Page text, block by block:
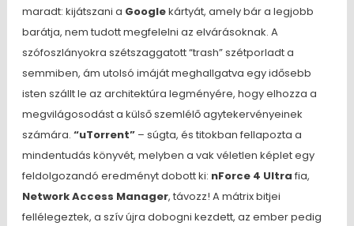
maradt: kijátszani a Googlekártyát, amely bár a legjobb
barátja, nem tudott megfelelni az elvárásoknak. A
szófoszlányokra szétszaggatott “trash” szétporladt a
semmiben, ám utolsó imáját meghallgatva egy idősebb
isten szállt le az architektúra legményére, hogy elhozza a
megvilágosodást a külső szemlélő agytekervényeinek
számára. “uTorrent”– súgta, és titokban fellapozta a
mindentudás könyvét, melyben a vak véletlen képlet egy
feldolgozandó eredményt dobott ki: nForce 4 Ultra fia,
Network Access Manager, távozz! A mátrix bitjei
fellélegeztek, a szív újra dobogni kezdett, az ember pedig